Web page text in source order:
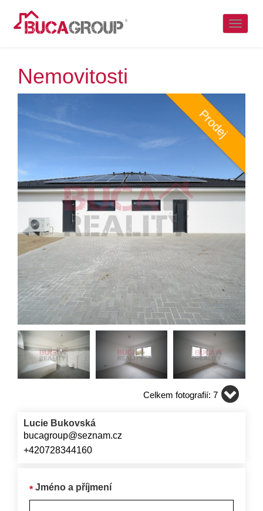
Nemovitosti
Prodej
Celkem fotografií: 7
Lucie Bukovská
bucagroup@seznam.cz
+420728344160
Jméno a příjmení